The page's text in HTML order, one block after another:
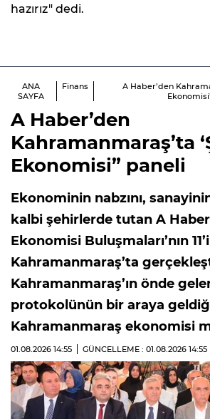
hazırız" dedi.
ANA
SAYFA
Finans
A Haber’den
A Haber’den
Kahramanmaraş’ta
Ekonomisi” paneli
Ekonominin nabzını,
kalbi şehirlerde tutan A
Ekonomisi Buluşmaları’nın
Kahramanmaraş’ta
Kahramanmaraş’ın önde
protokolünün bir araya
Kahramanmaraş ekonomisi
01.08.2026 14:55 GÜNCELLEME : 01.08.2026 14:55